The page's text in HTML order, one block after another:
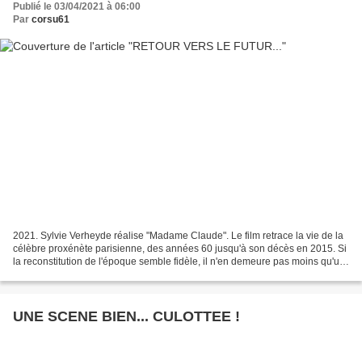
Publié le 03/04/2021 à 06:00
Par corsu61
2021. Sylvie Verheyde réalise "Madame Claude". Le film retrace la vie de la
célèbre proxénète parisienne, des années 60 jusqu'à son décès en 2015. Si
la reconstitution de l'époque semble fidèle, il n'en demeure pas moins qu'un
UNE SCENE BIEN... CULOTTEE !